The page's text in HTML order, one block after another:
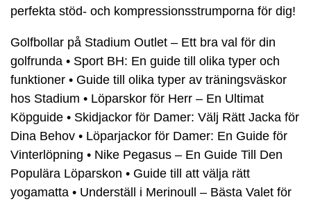
perfekta stöd- och kompressionsstrumporna för dig!
Golfbollar på Stadium Outlet – Ett bra val för din
golfrunda • Sport BH: En guide till olika typer och
funktioner • Guide till olika typer av träningsväskor
hos Stadium • Löparskor för Herr – En Ultimat
Köpguide • Skidjackor för Damer: Välj Rätt Jacka för
Dina Behov • Löparjackor för Damer: En Guide för
Vinterlöpning • Nike Pegasus – En Guide Till Den
Populära Löparskon • Guide till att välja rätt
yogamatta • Underställ i Merinoull – Bästa Valet för